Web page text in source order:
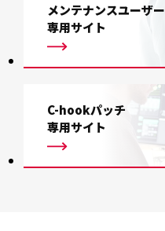
メンテナンスユーザー
専用サイト
C-hookパッチ
専用サイト